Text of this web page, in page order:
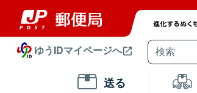
ゆうIDマイページへ
送る